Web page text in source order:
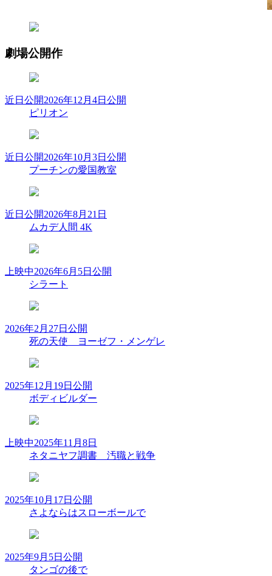
劇場公開作
近日公開2026年12月4日公開
ピリオン
近日公開2026年10月3日公開
プーチンの愛国教室
近日公開2026年8月21日
ムカデ人間 4K
上映中2026年6月5日公開
シラート
2026年2月27日公開
死の天使 ヨーゼフ・メンゲレ
2025年12月19日公開
ボディビルダー
上映中2025年11月8日
ネタニヤフ調書 汚職と戦争
2025年10月17日公開
さよならはスローボールで
2025年9月5日公開
タンゴの後で